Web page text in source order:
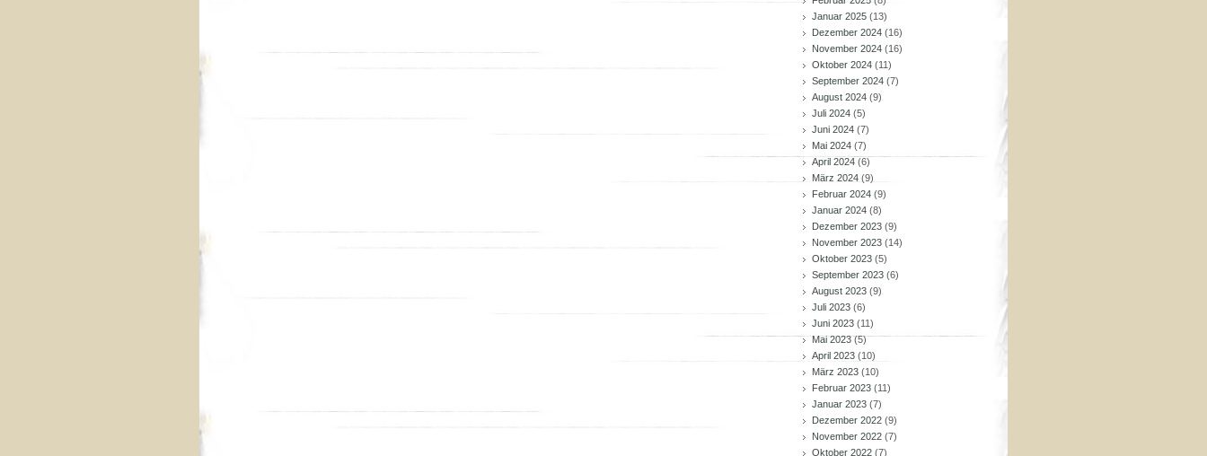
Januar 2025 (13)
Dezember 2024 (16)
November 2024 (16)
Oktober 2024 (11)
September 2024 (7)
August 2024 (9)
Juli 2024 (5)
Juni 2024 (7)
Mai 2024 (7)
April 2024 (6)
März 2024 (9)
Februar 2024 (9)
Januar 2024 (8)
Dezember 2023 (9)
November 2023 (14)
Oktober 2023 (5)
September 2023 (6)
August 2023 (9)
Juli 2023 (6)
Juni 2023 (11)
Mai 2023(5)
April 2023 (10)
März 2023 (10)
Februar 2023 (11)
Januar 2023 (7)
Dezember 2022 (9)
November 2022 (7)
Oktober 2022 (7)